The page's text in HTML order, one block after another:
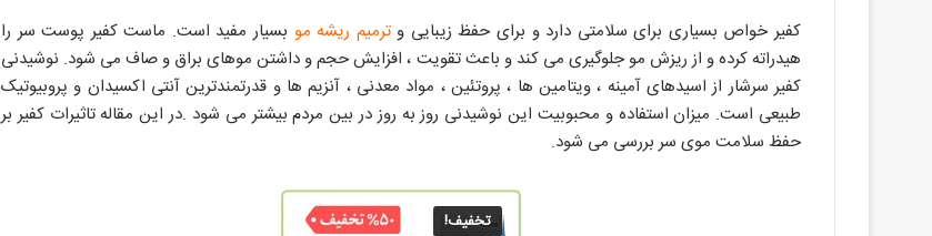
کفیر خواص بسیاری برای سلامتی دارد و برای حفظ زیبایی وترمیم ریشه مو بسیار مفید است. ماست کفیر پوست سر را
هیدراته کرده و از ریزش مو جلوگیری می کند و باعث تقویت ، افزایش حجم و داشتن موهای براق و صاف می شود. نوشیدنی
کفیر سرشار از اسیدهای آمینه ، ویتامین ها ، پروتئین ، مواد معدنی ، آنزیم ها و قدرتمندترین آنتی اکسیدان و پروبیوتیک
طبیعی است. میزان استفاده و محبوبیت این نوشیدنی روز به روز در بین مردم بیشتر می شود .در این مقاله تاثیرات کفیر بر
حفظ سلامت موی سر بررسی می شود.
تخفیف!